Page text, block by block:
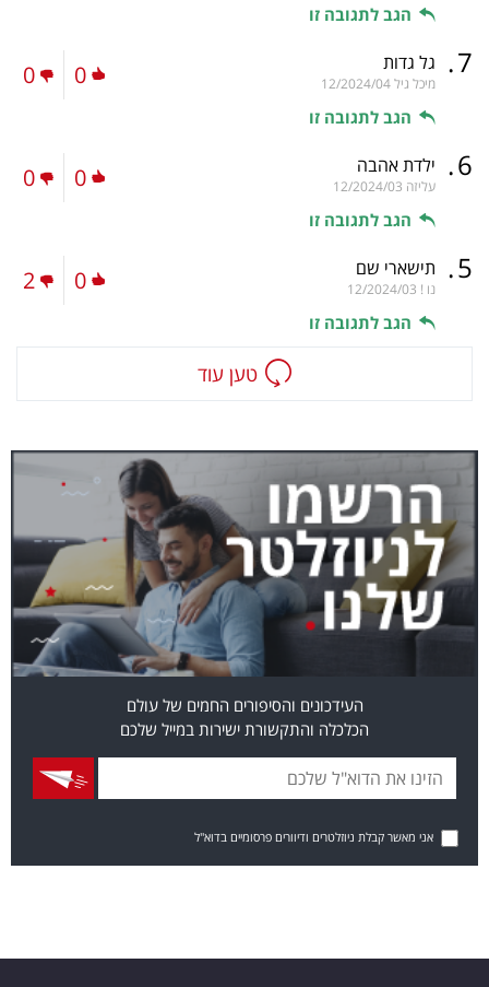
הגב לתגובה זו
7
. גל גדות
מיכל גיל12/2024/04
הגב לתגובה זו
0
0
6
. ילדת אהבה
עליזה 12/2024/03
הגב לתגובה זו
0
0
5
. תישארי שם
נו ! 12/2024/03
הגב לתגובה זו
0
2
טען עוד
העידכונים והסיפורים החמים של עולם
הכלכלה והתקשורת ישירות במייל שלכם
אני מאשר קבלת ניוזלטרים ודיוורים פרסומיים בדוא"ל